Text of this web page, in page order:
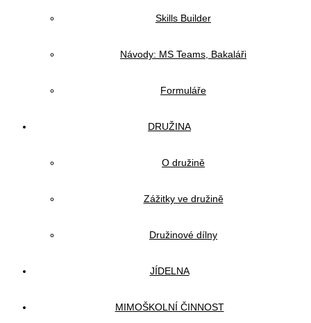
Skills Builder
Návody: MS Teams, Bakaláři
Formuláře
DRUŽINA
O družině
Zážitky ve družině
Družinové dílny
JÍDELNA
MIMOŠKOLNÍ ČINNOST